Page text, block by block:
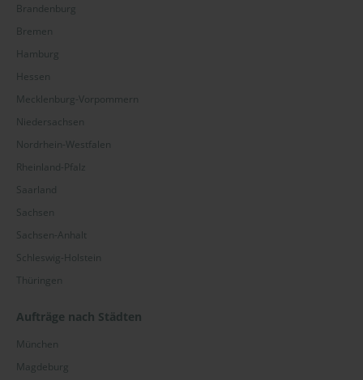
Brandenburg
Bremen
Hamburg
Hessen
Mecklenburg-Vorpommern
Niedersachsen
Nordrhein-Westfalen
Rheinland-Pfalz
Saarland
Sachsen
Sachsen-Anhalt
Schleswig-Holstein
Thüringen
Aufträge nach Städten
München
Magdeburg